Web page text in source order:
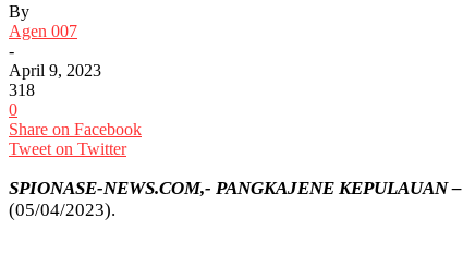
By
Agen 007
-
April 9, 2023
318
0
Share on Facebook
Tweet on Twitter
SPIONASE-NEWS.COM,- PANGKAJENE KEPULAUAN –
(05/04/2023).